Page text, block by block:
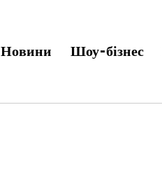
Новини Шоу-бізнес